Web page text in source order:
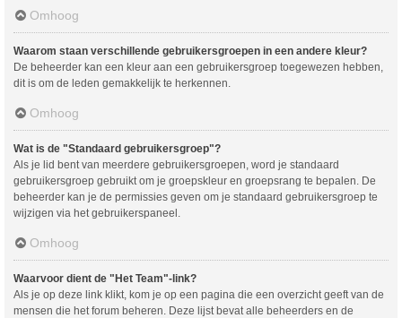
Omhoog
Waarom staan verschillende gebruikersgroepen in een andere kleur?
De beheerder kan een kleur aan een gebruikersgroep toegewezen hebben,
dit is om de leden gemakkelijk te herkennen.
Omhoog
Wat is de "Standaard gebruikersgroep"?
Als je lid bent van meerdere gebruikersgroepen, word je standaard
gebruikersgroep gebruikt om je groepskleur en groepsrang te bepalen. De
beheerder kan je de permissies geven om je standaard gebruikersgroep te
wijzigen via het gebruikerspaneel.
Omhoog
Waarvoor dient de "Het Team"-link?
Als je op deze link klikt, kom je op een pagina die een overzicht geeft van de
mensen die het forum beheren. Deze lijst bevat alle beheerders en de